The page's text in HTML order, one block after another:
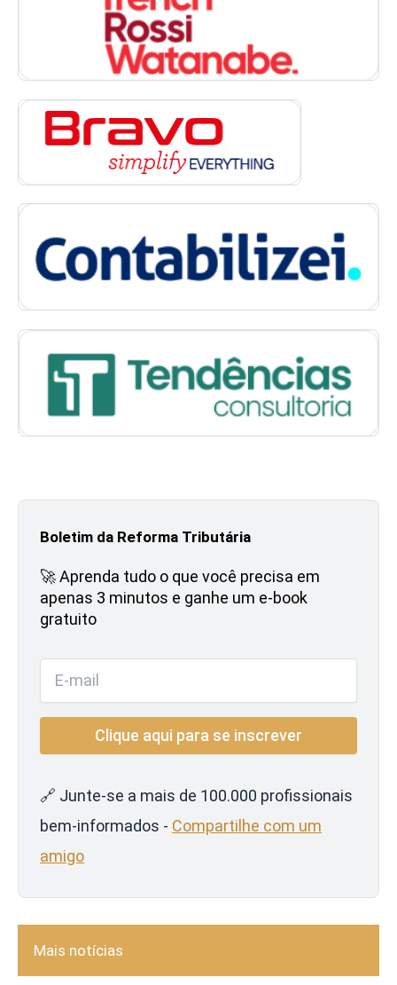
Boletim da Reforma Tributária
🚀 Aprenda tudo o que você precisa em
apenas 3 minutos e ganhe um e-book
gratuito
🔗 Junte-se a mais de 100.000 profissionais
bem-informados - Compartilhe com um
amigo
Mais notícias